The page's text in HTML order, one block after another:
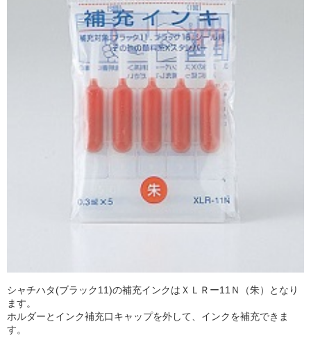
シャチハタ(ブラック11)の補充インクはＸＬＲー11Ｎ（朱）となり
ます。
ホルダーとインク補充口キャップを外して、インクを補充できま
す。